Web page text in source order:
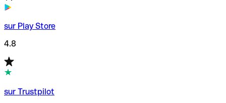
sur Play Store
4.8
sur Trustpilot